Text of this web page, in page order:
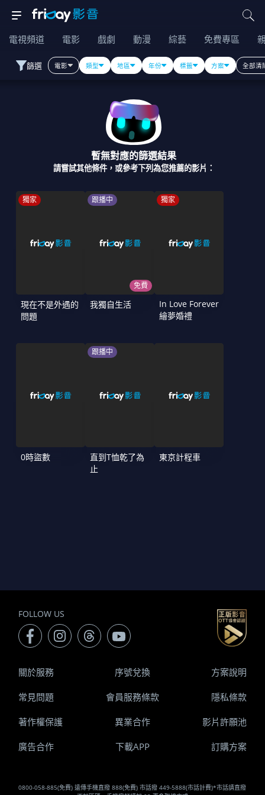
電視頻道 電影 戲劇 動漫 綜藝 免費專區
篩選 電影 類型 地區 年份 標籤 方案 全部清
暫無對應的篩選結果
請嘗試其他條件，或參考下列為您推薦的影片：
獨家
現在不是外遇的
問題
跟播中
免費
我獨自生活
獨家
In Love Forever
繪夢婚禮
0時盜數
跟播中
直到T恤乾了為
止
東京計程車
FOLLOW US
0800-058-885(免費) 遠傳手機直撥 888(免費) 市話撥 449-5888(市話計費)*市話請直撥
關於服務 序號兌換 方案說明
常見問題 會員服務條款 隱私條款
著作權保護 異業合作 影片許願池
廣告合作 下載APP 訂購方案